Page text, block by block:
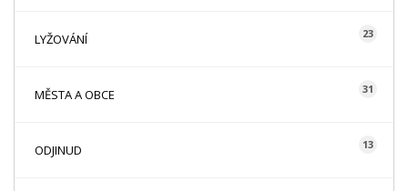
LYŽOVÁNÍ 23
MĚSTA A OBCE 31
ODJINUD 13